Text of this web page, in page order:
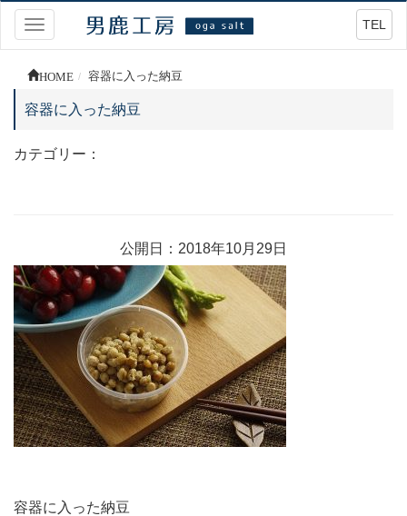
Toggle
navigation
TEL
HOME 容器に入った納豆
容器に入った納豆
カテゴリー：
公開日：2018年10月29日
容器に入った納豆